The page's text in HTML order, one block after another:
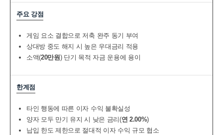
주요 강점
게임 요소 결합으로 저축 완주 동기 부여
상대방 중도 해지 시 높은 우대금리 적용
소액(20만원) 단기 목적 자금 운용에 용이
한계점
타인 행동에 따른 이자 수익 불확실성
양자 모두 만기 유지 시 낮은 금리(연 2.00%)
납입 한도 제한으로 절대적 이자 수익 규모 협소